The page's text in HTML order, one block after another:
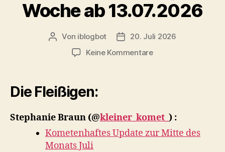
Woche ab 13.07.2026
Beitragsautor
Von iblogbot Veröffentlichungsdatum
20. Juli 2026
Keine Kommentarezu
Die Fleißigen:
Stephanie Braun (@kleiner_komet_ ) :
Kometenhaftes Update zur Mitte des
Monats Juli